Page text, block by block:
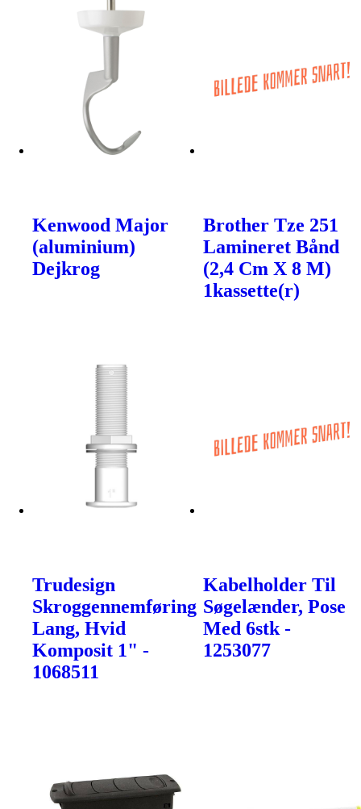
Kenwood Major
(aluminium)
Dejkrog
Brother Tze 251
Lamineret Bånd
(2,4 Cm X 8 M)
1kassette(r)
Trudesign
Skroggennemføring
Lang, Hvid
Komposit 1" -
1068511
Kabelholder Til
Søgelænder, Pose
Med 6stk -
1253077